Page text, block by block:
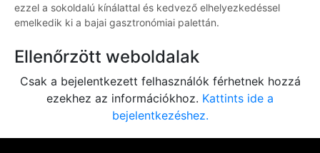
ezzel a sokoldalú kínálattal és kedvező elhelyezkedéssel
emelkedik ki a bajai gasztronómiai palettán.
Ellenőrzött weboldalak
Csak a bejelentkezett felhasználók férhetnek hozzá
ezekhez az információkhoz. Kattints ide a
bejelentkezéshez.